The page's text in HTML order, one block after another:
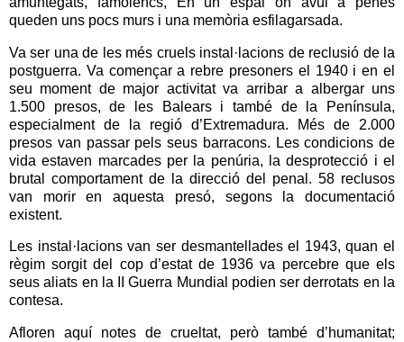
queden uns pocs murs i una memòria esfilagarsada.
Va ser una de les més cruels instal·lacions de reclusió de la
postguerra. Va començar a rebre presoners el 1940 i en el
seu moment de major activitat va arribar a albergar uns
1.500 presos, de les Balears i també de la Península,
especialment de la regió d’Extremadura. Més de 2.000
presos van passar pels seus barracons. Les condicions de
vida estaven marcades per la penúria, la desprotecció i el
brutal comportament de la direcció del penal. 58 reclusos
van morir en aquesta presó, segons la documentació
existent.
Les instal·lacions van ser desmantellades el 1943, quan el
règim sorgit del cop d’estat de 1936 va percebre que els
seus aliats en la II Guerra Mundial podien ser derrotats en la
contesa.
Afloren aquí notes de crueltat, però també d’humanitat;